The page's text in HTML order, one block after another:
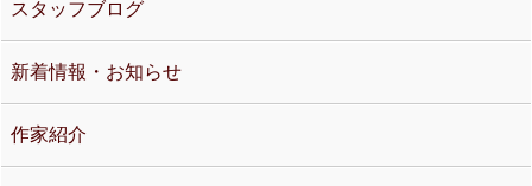
スタッフブログ
新着情報・お知らせ
作家紹介